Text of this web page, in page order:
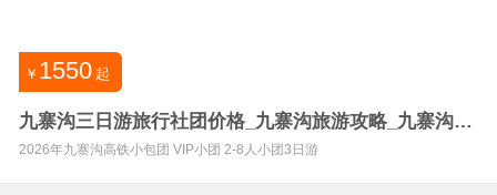
￥ 1550 起
九寨沟三日游旅行社团价格_九寨沟旅游攻略_九寨沟定
制游
2026年九寨沟高铁小包团 VIP小团 2-8人小团3日游